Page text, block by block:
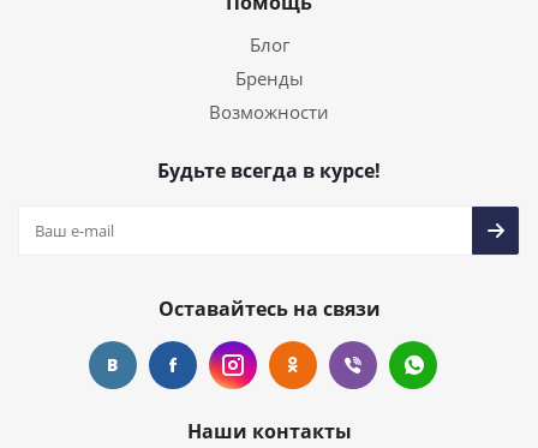
Блог
Бренды
Возможности
Будьте всегда в курсе!
Оставайтесь на связи
Наши контакты